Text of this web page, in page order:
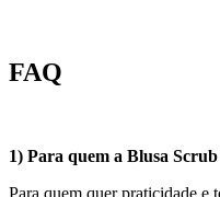
FAQ
1) Para quem a Blusa